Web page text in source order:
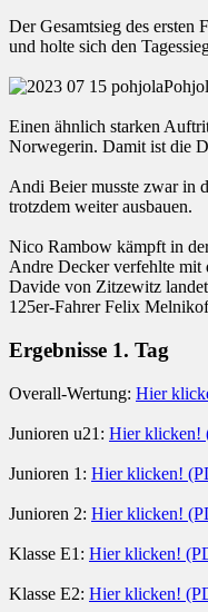
Der Gesamtsieg des ersten
und holte sich den
Einen ähnlich starken
Norwegerin. Damit ist die
Andi Beier musste zwar in
trotzdem weiter ausbauen.
Nico Rambow kämpft in
Andre Decker verfehlte mit
Davide von Zitzewitz
125er-Fahrer Felix
Ergebnisse 1. Tag
Overall-Wertung: Hier
Junioren u21: Hier klicken!
Junioren 1: Hier klicken!
Junioren 2: Hier klicken!
Klasse E1: Hier klicken!
Klasse E2: Hier klicken!